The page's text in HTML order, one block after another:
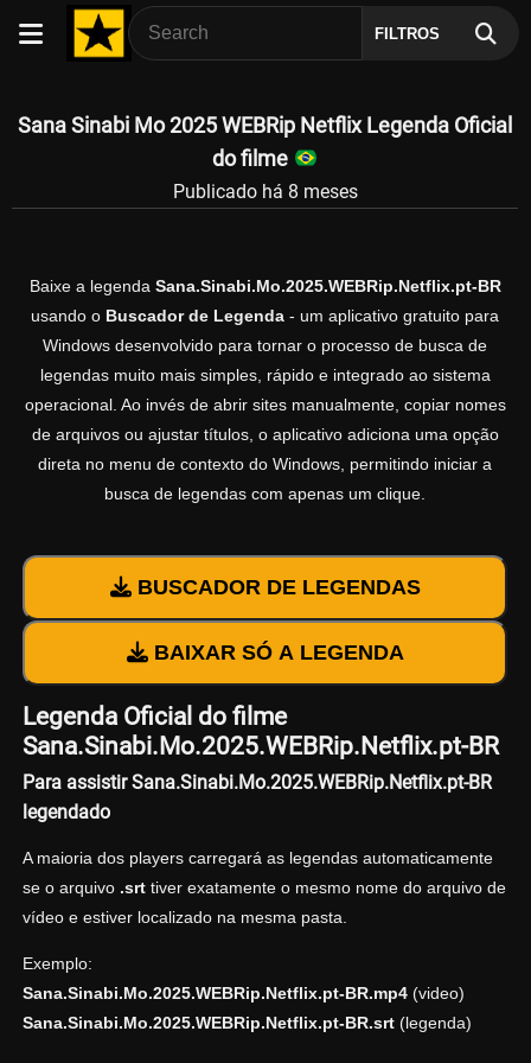
FILTROS
Sana Sinabi Mo 2025 WEBRip Netflix Legenda Oficial
do filme
Publicado há 8 meses
Baixe a legenda Sana.Sinabi.Mo.2025.WEBRip.Netflix.pt-BR
usando o Buscador de Legenda - um aplicativo gratuito para
Windows desenvolvido para tornar o processo de busca de
legendas muito mais simples, rápido e integrado ao sistema
operacional. Ao invés de abrir sites manualmente, copiar nomes
de arquivos ou ajustar títulos, o aplicativo adiciona uma opção
direta no menu de contexto do Windows, permitindo iniciar a
busca de legendas com apenas um clique.
BUSCADOR DE LEGENDAS
BAIXAR SÓ A LEGENDA
Legenda Oficial do filme
Sana.Sinabi.Mo.2025.WEBRip.Netflix.pt-BR
Para assistir Sana.Sinabi.Mo.2025.WEBRip.Netflix.pt-BR
legendado
A maioria dos players carregará as legendas automaticamente
se o arquivo .srttiver exatamente o mesmo nome do arquivo de
vídeo e estiver localizado na mesma pasta.
Exemplo:
Sana.Sinabi.Mo.2025.WEBRip.Netflix.pt-BR.mp4(video)
Sana.Sinabi.Mo.2025.WEBRip.Netflix.pt-BR.srt(legenda)